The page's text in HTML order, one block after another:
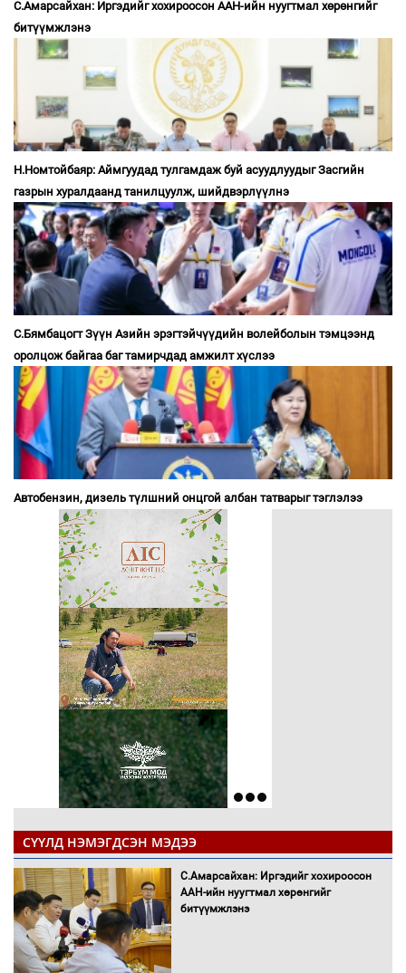
С.Амарсайхан: Иргэдийг хохироосон ААН-ийн нуугтмал хөрөнгийг
битүүмжлэнэ
Н.Номтойбаяр: Аймгуудад тулгамдаж буй асуудлуудыг Засгийн
газрын хуралдаанд танилцуулж, шийдвэрлүүлнэ
С.Бямбацогт Зүүн Азийн эрэгтэйчүүдийн волейболын тэмцээнд
оролцож байгаа баг тамирчдад амжилт хүслээ
Автобензин, дизель түлшний онцгой албан татварыг тэглэлээ
СҮҮЛД НЭМЭГДСЭН МЭДЭЭ
С.Амарсайхан: Иргэдийг хохироосон
ААН-ийн нуугтмал хөрөнгийг
битүүмжлэнэ